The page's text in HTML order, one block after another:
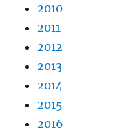
2010
2011
2012
2013
2014
2015
2016